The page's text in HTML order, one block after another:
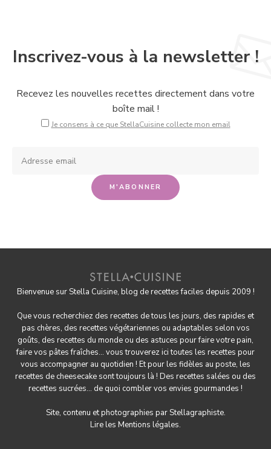
Inscrivez-vous à la newsletter !
Recevez les nouvelles recettes directement dans votre
boîte mail !
Je consens à ce que StellaCuisine collecte mon email
Bienvenue sur Stella Cuisine, blog de recettes faciles depuis 2009 !
Que vous recherchiez des recettes de tous les jours, des rapides et
pas chères, des recettes végétariennes ou adaptables selon vos
goûts, des recettes du monde ou des astuces pourfaire votre pain,
fairevos pâtes fraîches... vous trouverez ici toutes les recettes pour
vous accompagner au quotidien ! Et pour les fidèles au poste, les
recettes de cheesecake sont toujours là ! Des recettes salées ou des
recettes sucrées... de quoi combler vos envies gourmandes !
Site, contenu et photographies parStellagraphiste.
Lire les Mentions légales.